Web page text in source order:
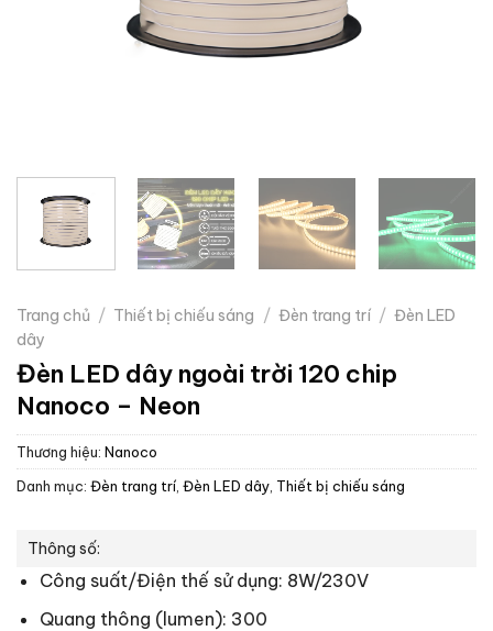
Trang chủ / Thiết bị chiếu sáng / Đèn trang trí / Đèn LED
dây
Đèn LED dây ngoài trời 120 chip
Nanoco – Neon
Thương hiệu: Nanoco
Danh mục: Đèn trang trí, Đèn LED dây, Thiết bị chiếu sáng
Thông số:
Công suất/Điện thế sử dụng: 8W/230V
Quang thông (lumen): 300